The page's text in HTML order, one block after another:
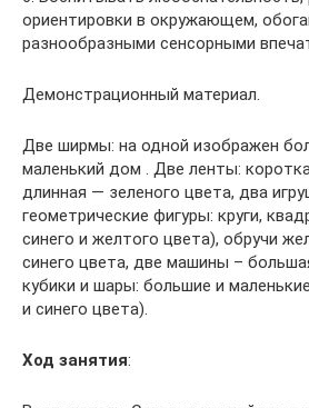
ориентировки в окружающем,
разнообразными сенсорными
Демонстрационный материал.
Две ширмы: на одной изображен
маленький дом . Две ленты:
длинная — зеленого цвета, два
геометрические фигуры: круги,
синего и желтого цвета), обручи
синего цвета, две машины –
кубики и шары: большие и
и синего цвета).
Ход занятия: